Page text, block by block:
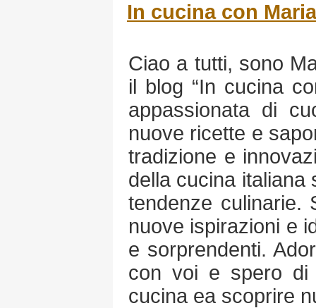
In cucina con Maria
Ciao a tutti, sono
il blog “In cucina
appassionata di
nuove ricette e
tradizione e
della cucina italiana
tendenze culinarie.
nuove ispirazioni e
e sorprendenti.
con voi e spero di
cucina ea scoprire